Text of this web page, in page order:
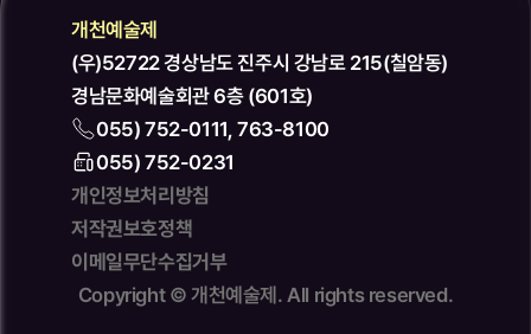
개천예술제
(우)52722 경상남도 진주시 강남로 215(칠암동)
경남문화예술회관 6층 (601호)
055) 752-0111, 763-8100
055) 752-0231
개인정보처리방침
저작권보호정책
이메일무단수집거부
Copyright © 개천예술제. All rights reserved.